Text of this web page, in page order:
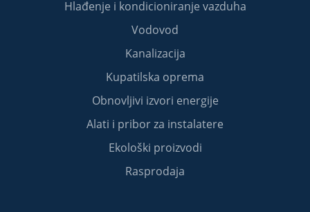
Hlađenje i kondicioniranje vazduha
Vodovod
Kanalizacija
Kupatilska oprema
Obnovljivi izvori energije
Alati i pribor za instalatere
Ekološki proizvodi
Rasprodaja